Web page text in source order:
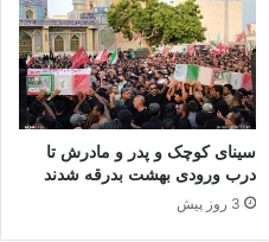
سینای کوچک و پدر و مادرش تا
درب ورودی بهشت بدرقه شدند
3 روز پیش